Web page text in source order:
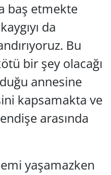
baş etmekte
da
Bu
bir şey olacağı
annesine
kapsamakta ve
arasında
yaşamazken